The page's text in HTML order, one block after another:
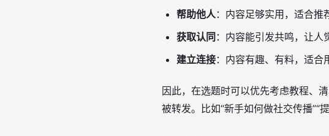
帮助他人：内容足够实用，适合推
获取认同 ：内容能引发共鸣，让人
建立连接：内容有趣、有料，适合
因此，在选题时可以优先考虑教程、
被转发。比如“新手如何做社交传播”“